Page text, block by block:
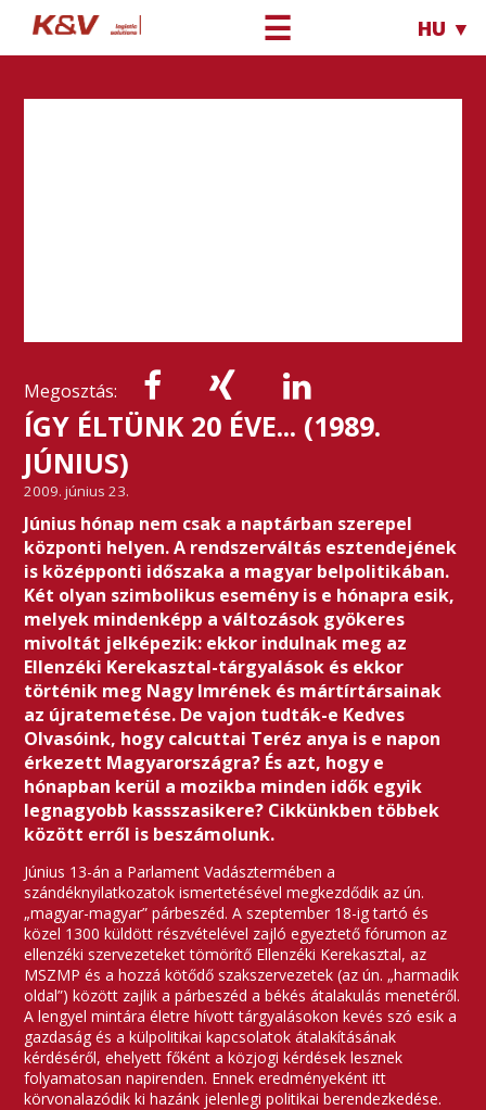
☰ HU ▼
Megosztás:
ÍGY ÉLTÜNK 20 ÉVE... (1989.
JÚNIUS)
2009. június 23.
Június hónap nem csak a naptárban szerepel
központi helyen. A rendszerváltás esztendejének
is középponti időszaka a magyar belpolitikában.
Két olyan szimbolikus esemény is e hónapra esik,
melyek mindenképp a változások gyökeres
mivoltát jelképezik: ekkor indulnak meg az
Ellenzéki Kerekasztal-tárgyalások és ekkor
történik meg Nagy Imrének és mártírtársainak
az újratemetése. De vajon tudták-e Kedves
Olvasóink, hogy calcuttai Teréz anya is e napon
érkezett Magyarországra? És azt, hogy e
hónapban kerül a mozikba minden idők egyik
legnagyobb kassszasikere? Cikkünkben többek
között erről is beszámolunk.
Június 13-án a Parlament Vadásztermében a
szándéknyilatkozatok ismertetésével megkezdődik az ún.
„magyar-magyar” párbeszéd. A szeptember 18-ig tartó és
közel 1300 küldött részvételével zajló egyeztető fórumon az
ellenzéki szervezeteket tömörítő Ellenzéki Kerekasztal, az
MSZMP és a hozzá kötődő szakszervezetek (az ún. „harmadik
oldal”) között zajlik a párbeszéd a békés átalakulás menetéről.
A lengyel mintára életre hívott tárgyalásokon kevés szó esik a
gazdaság és a külpolitikai kapcsolatok átalakításának
kérdéséről, ehelyett főként a közjogi kérdések lesznek
folyamatosan napirenden. Ennek eredményeként itt
körvonalazódik ki hazánk jelenlegi politikai berendezkedése.